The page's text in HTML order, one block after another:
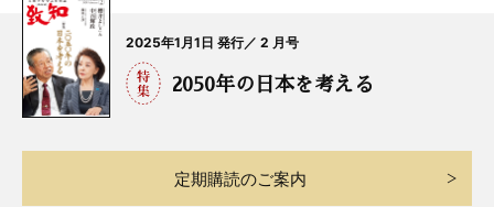
2025年1月1日 発行／ 2 月号
2050年の日本を考える
定期購読のご案内